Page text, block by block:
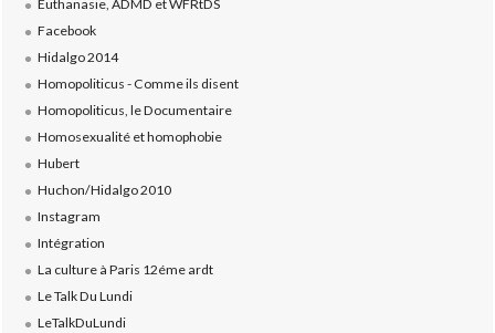
Euthanasie, ADMD et WFRtDS
Facebook
Hidalgo 2014
Homopoliticus - Comme ils disent
Homopoliticus, le Documentaire
Homosexualité et homophobie
Hubert
Huchon/Hidalgo 2010
Instagram
Intégration
La culture à Paris 12éme ardt
Le Talk Du Lundi
LeTalkDuLundi